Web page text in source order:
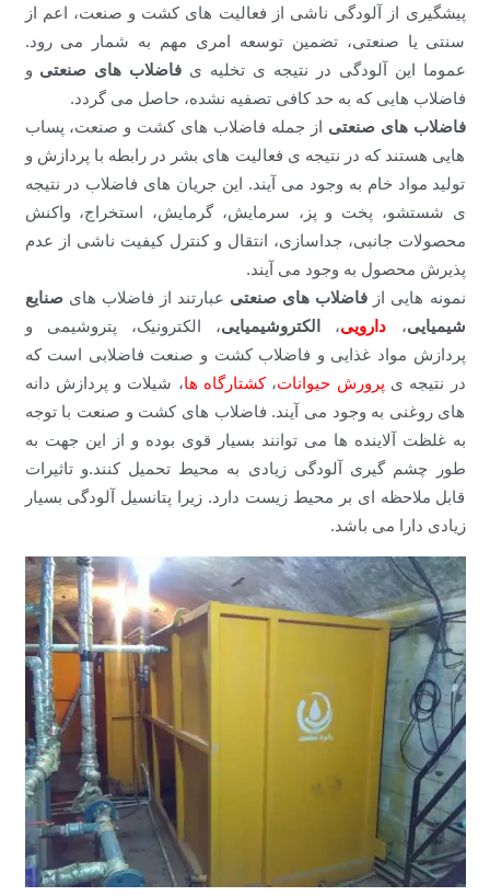
پیشگیری از آلودگی ناشی از فعالیت های کشت و صنعت، اعم از
سنتی یا صنعتی، تضمین توسعه امری مهم به شمار می رود.
عموما این آلودگی در نتیجه ی تخلیه ی فاضلاب های صنعتی و
فاضلاب هایی که به حد کافی تصفیه نشده، حاصل می گردد.
فاضلاب های صنعتی از جمله فاضلاب های کشت و صنعت، پساب
هایی هستند که در نتیجه ی فعالیت های بشر در رابطه با پردازش و
تولید مواد خام به وجود می آیند. این جریان های فاضلاب در نتیجه
ی شستشو، پخت و پز، سرمایش، گرمایش، استخراج، واکنش
محصولات جانبی، جداسازی، انتقال و کنترل کیفیت ناشی از عدم
پذیرش محصول به وجود می آیند.
نمونه هایی از فاضلاب های صنعتی عبارتند از فاضلاب هایصنایع
شیمیایی، دارویی، الکتروشیمیایی، الکترونیک، پتروشیمی و
پردازش مواد غذایی و فاضلاب کشت و صنعت فاضلابی است که
در نتیجه ی پرورش حیوانات،کشتارگاه ها، شیلات و پردازش دانه
های روغنی به وجود می آیند. فاضلاب های کشت و صنعت با توجه
به غلظت آلاینده ها می توانند بسیار قوی بوده و از این جهت به
طور چشم گیری آلودگی زیادی به محیط تحمیل کنند.و تاثیرات
قابل ملاحظه ای بر محیط زیست دارد. زیرا پتانسیل آلودگی بسیار
زیادی دارا می باشد.